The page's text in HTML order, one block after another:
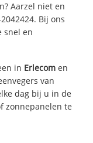
Aarzel niet en
Bij ons
snel en
in Erlecom en
van
dag bij u in de
zonnepanelen te